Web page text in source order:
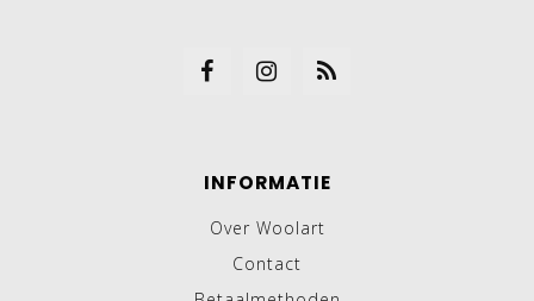
INFORMATIE
Over Woolart
Contact